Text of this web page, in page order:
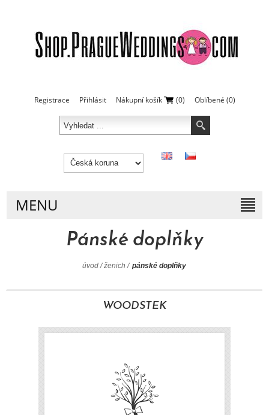
Registrace Přihlásit Nákupní košík (0) Oblíbené (0)
MENU
Pánské doplňky
úvod / ženich / pánské doplňky
WOODSTEK